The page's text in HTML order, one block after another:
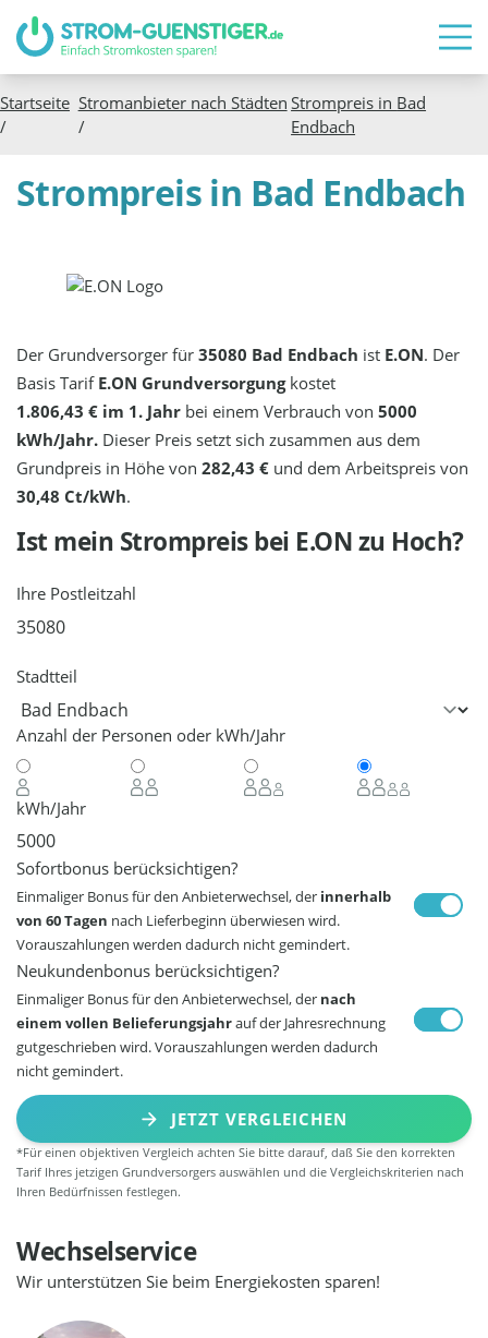
Startseite
/
Stromanbieter nach Städten
/
Strompreis in Bad
Endbach
Strompreis in Bad Endbach
Der Grundversorger für35080 Bad Endbach ist E.ON. Der
Basis Tarif E.ON Grundversorgungkostet
1.806,43 € im 1. Jahr bei einem Verbrauch von5000
kWh/Jahr. Dieser Preis setzt sich zusammen aus dem
Grundpreis in Höhe von282,43 € und dem Arbeitspreis von
30,48 Ct/kWh.
Ist mein Strompreis bei E.ONzu Hoch?
Ihre Postleitzahl
Stadtteil
Anzahl der Personen oder kWh/Jahr
kWh/Jahr
Sofortbonus berücksichtigen?
Einmaliger Bonus für den Anbieterwechsel, der innerhalb
von 60 Tagen nach Lieferbeginn überwiesen wird.
Vorauszahlungen werden dadurch nicht gemindert.
Neukundenbonus berücksichtigen?
Einmaliger Bonus für den Anbieterwechsel, der nach
einem vollen Belieferungsjahrauf der Jahresrechnung
gutgeschrieben wird. Vorauszahlungen werden dadurch
nicht gemindert.
JETZT VERGLEICHEN
*Für einen objektiven Vergleich achten Sie bitte darauf, daß Sie den korrekten
Tarif Ihres jetzigen Grundversorgers auswählen und die Vergleichskriterien nach
Ihren Bedürfnissen festlegen.
Wechselservice
Wir unterstützen Sie beim Energiekosten sparen!